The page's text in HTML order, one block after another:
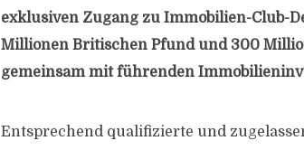
exklusiven Zugang zu Immobilien-Club-
Millionen Britischen Pfund und 300
gemeinsam mit führenden
Entsprechend qualifizierte und